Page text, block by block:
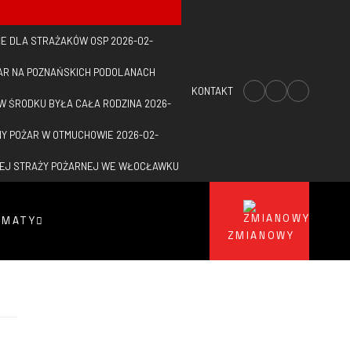
DLA STRAŻAKÓW OSP 2026-02-
NA POZNAŃSKICH PODOLANACH
ŚRODKU BYŁA CAŁA RODZINA 2026-
POŻAR W OTMUCHOWIE 2026-02-
STRAŻY POŻARNEJ WE WŁOCŁAWKU
KONTAKT
ZMIANOWY